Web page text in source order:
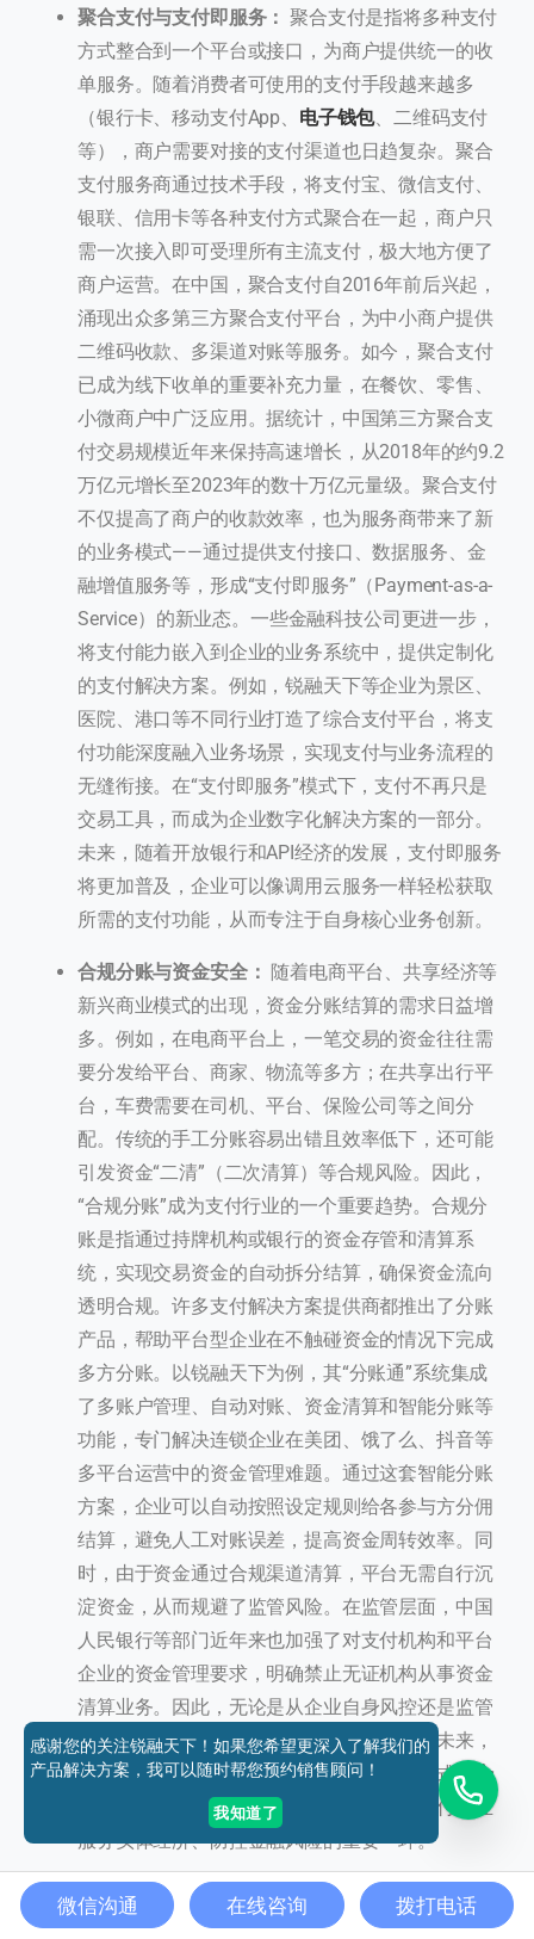
聚合支付与支付即服务：聚合支付是指将多种支付
方式整合到一个平台或接口，为商户提供统一的收
单服务。随着消费者可使用的支付手段越来越多
（银行卡、移动支付App、 电子钱包、二维码支付
等），商户需要对接的支付渠道也日趋复杂。聚合
支付服务商通过技术手段，将支付宝、微信支付、
银联、信用卡等各种支付方式聚合在一起，商户只
需一次接入即可受理所有主流支付，极大地方便了
商户运营。在中国，聚合支付自2016年前后兴起，
涌现出众多第三方聚合支付平台，为中小商户提供
二维码收款、多渠道对账等服务。如今，聚合支付
已成为线下收单的重要补充力量，在餐饮、零售、
小微商户中广泛应用。据统计，中国第三方聚合支
付交易规模近年来保持高速增长，从2018年的约9.2
万亿元增长至2023年的数十万亿元量级。聚合支付
不仅提高了商户的收款效率，也为服务商带来了新
的业务模式——通过提供支付接口、数据服务、金
融增值服务等，形成“支付即服务”（Payment-as-a-
Service）的新业态。一些金融科技公司更进一步，
将支付能力嵌入到企业的业务系统中，提供定制化
的支付解决方案。例如，锐融天下等企业为景区、
医院、港口等不同行业打造了综合支付平台，将支
付功能深度融入业务场景，实现支付与业务流程的
无缝衔接。在“支付即服务”模式下，支付不再只是
交易工具，而成为企业数字化解决方案的一部分。
未来，随着开放银行和API经济的发展，支付即服务
将更加普及，企业可以像调用云服务一样轻松获取
所需的支付功能，从而专注于自身核心业务创新。
合规分账与资金安全： 随着电商平台、共享经济等
新兴商业模式的出现，资金分账结算的需求日益增
多。例如，在电商平台上，一笔交易的资金往往需
要分发给平台、商家、物流等多方；在共享出行平
台，车费需要在司机、平台、保险公司等之间分
配。传统的手工分账容易出错且效率低下，还可能
引发资金“二清”（二次清算）等合规风险。因此，
“合规分账”成为支付行业的一个重要趋势。合规分
账是指通过持牌机构或银行的资金存管和清算系
统，实现交易资金的自动拆分结算，确保资金流向
透明合规。许多支付解决方案提供商都推出了分账
产品，帮助平台型企业在不触碰资金的情况下完成
多方分账。以锐融天下为例，其“分账通”系统集成
了多账户管理、自动对账、资金清算和智能分账等
功能，专门解决连锁企业在美团、饿了么、抖音等
多平台运营中的资金管理难题。通过这套智能分账
方案，企业可以自动按照设定规则给各参与方分佣
结算，避免人工对账误差，提高资金周转效率。同
时，由于资金通过合规渠道清算，平台无需自行沉
淀资金，从而规避了监管风险。在监管层面，中国
人民银行等部门近年来也加强了对支付机构和平台
企业的资金管理要求，明确禁止无证机构从事资金
清算业务。因此，无论是从企业自身风控还是监管
合规的角度，合规分账都变得越来越重要。未来，
随着更多行业出现平台化、生态化的商业模式，
合
服务将有更广阔的应用空间，成为支付行业
服务实体经济、防控金融风险的重要一环。
小结：2025年的支付行业正处于技术驱动与需求升级的
交汇点，移动支付、开放银行、实时支付、生物识别、先
添加好友
关注我们
获取方案
电话咨询
感谢您的关注锐融天下！如果您希望更深入了解我们的
产品解决方案，我可以随时帮您预约销售顾问！
我知道了
微信沟通 在线咨询 拨打电话